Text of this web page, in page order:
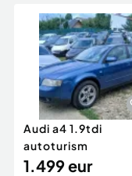
Servicii
Animale de
Afaceri și
Inchiriere Bunuri si
Utilaje agricole si
Piese auto si
Dacia Duster
Audi a4 1.9tdi
autoturism
1.499 eur